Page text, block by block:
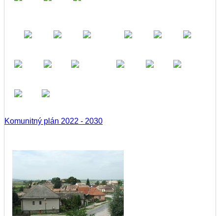
Komunitný plán 2022 - 2030